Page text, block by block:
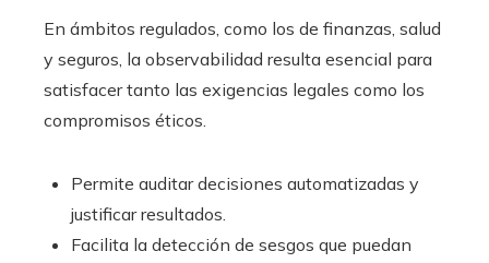
En ámbitos regulados, como los de finanzas, salud
y seguros, la observabilidad resulta esencial para
satisfacer tanto las exigencias legales como los
compromisos éticos.
Permite auditar decisiones automatizadas y
justificar resultados.
Facilita la detección de sesgos que puedan